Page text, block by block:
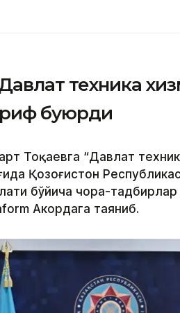
техника
буюрди
Тоқаевга “Давлат
Қозоғистон
бўйича чора-
Акордага таяниб.